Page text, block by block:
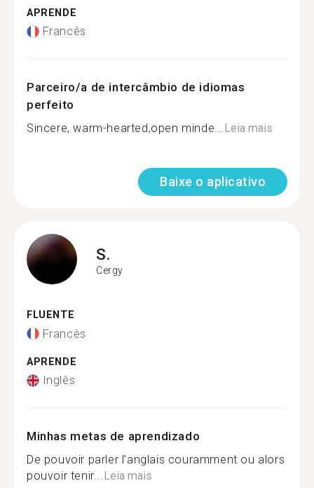
APRENDE
Francês
Parceiro/a de intercâmbio de idiomas
perfeito
Sincere, warm-hearted,open minde...Leia mais
Baixe o aplicativo
S.
Cergy
FLUENTE
Francês
APRENDE
Inglês
Minhas metas de aprendizado
De pouvoir parler l'anglais couramment ou alors
pouvoir tenir...Leia mais